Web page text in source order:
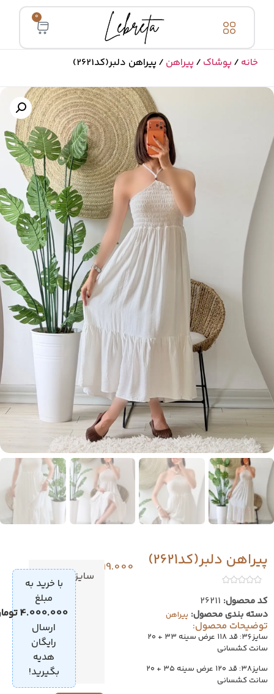
خانه/ پوشاک/ پیراهن/ پیراهن دلبر(کد2621)
دلبر(کد2621)
محصول:26211
بندی محصول: پیراهن
محصول:
سایز۳۶: قد ۱۱۸ عرض سینه ۳۳ + ۲۰
کشسانی
سایز۳۸: قد ۱۲۰ عرض سینه ۳۵ + ۲۰
کشسانی
1.499.000
سایز
36
با خرید به
مبلغ
4.000.000تومان
ارسال
رایگان
هدیه
بگیرید!